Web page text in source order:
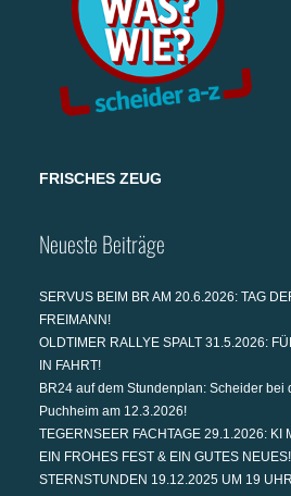
FRISCHES ZEUG
Neueste Beiträge
SERVUS BEIM BR AM 20.6.2026: TAG
FREIMANN!
OLDTIMER RALLYE SPALT 31.5.2026:
IN FAHRT!
BR24 auf dem Stundenplan: Scheider bei
Puchheim am 12.3.2026!
TEGERNSEER FACHTAGE 29.1.2026: KI
EIN FROHES FEST & EIN GUTES NEUES!
STERNSTUNDEN 19.12.2025 UM 19